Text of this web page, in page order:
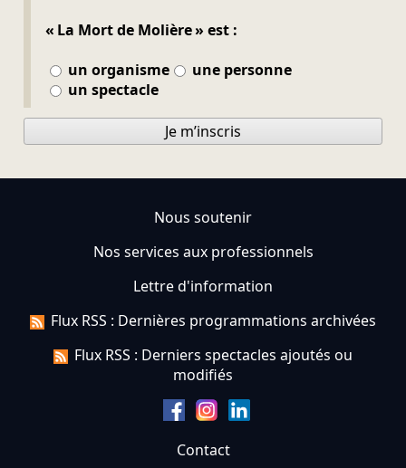
« La Mort de Molière » est :
un organisme
une personne
un spectacle
Je m’inscris
Nous soutenir
Nos services aux professionnels
Lettre d'information
Flux RSS : Dernières programmations archivées
Flux RSS : Derniers spectacles ajoutés ou
modifiés
Contact